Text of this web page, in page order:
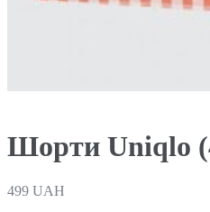
Шорти Uniqlo
499 UAH